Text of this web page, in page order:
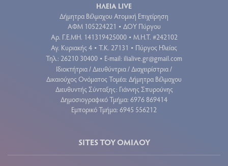
ΗΛΕΙΑ LIVE
Δήμητρα Βέλμαχου Ατομική Επιχείρηση
ΑΦΜ 105224221 • ΔΟΥ Πύργου
Aρ. Γ.Ε.ΜΗ. 141319425000 • Μ.Η.Τ. #242102
Αγ. Κυριακής 4 • Τ.Κ. 27131 • Πύργος Ηλείας
Τηλ.: 26210 30400 • E-mail: ilialive.gr@gmail.com
Ιδιοκτήτρια / Διευθύντρια / Διαχειρίστρια /
Δικαιούχος Ονόματος Τομέα: Δήμητρα Βέλμαχου
Διευθυντής Σύνταξης: Γιάννης Σπυρούνης
Δημοσιογραφικό Τμήμα: 6976 869414
Εμπορικό Τμήμα: 6945 556212
SITES ΤΟΥ ΟΜΙΛΟΥ